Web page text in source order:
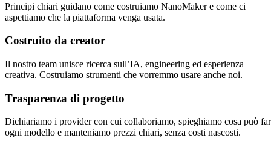
Principi chiari guidano come costruiamo NanoMaker e come ci
aspettiamo che la piattaforma venga usata.
Costruito da creator
Il nostro team unisce ricerca sull’IA, engineering ed esperienza
creativa. Costruiamo strumenti che vorremmo usare anche noi.
Trasparenza di progetto
Dichiariamo i provider con cui collaboriamo, spieghiamo cosa può
ogni modello e manteniamo prezzi chiari, senza costi nascosti.